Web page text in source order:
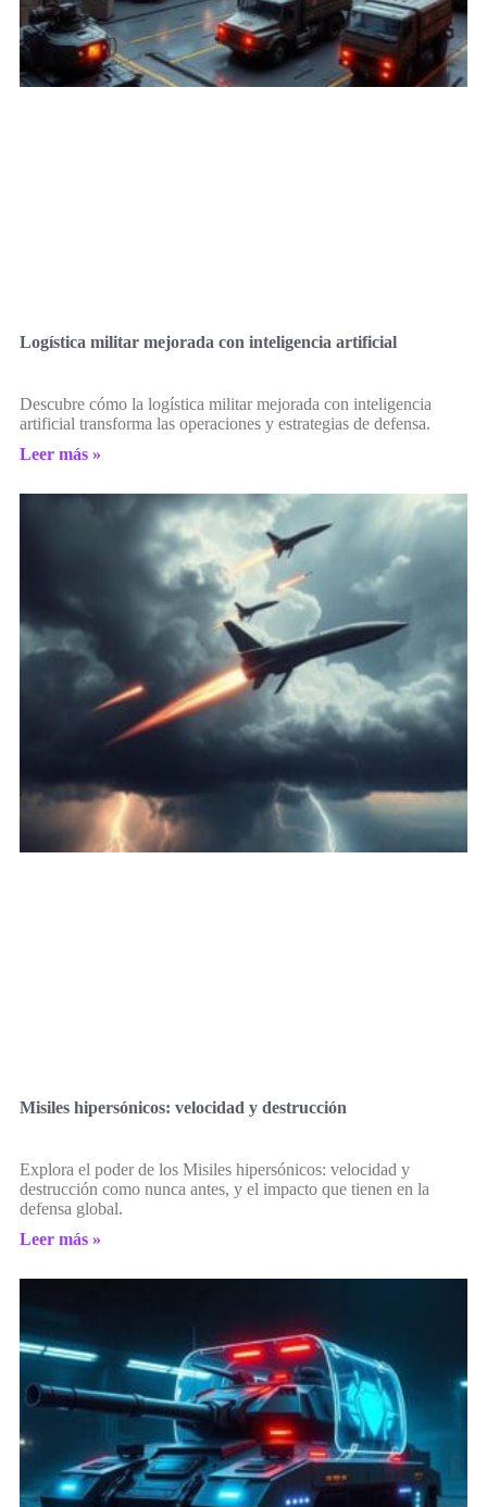
Logística militar mejorada con inteligencia artificial
Descubre cómo la logística militar mejorada con inteligencia
artificial transforma las operaciones y estrategias de defensa.
Leer más »
Misiles hipersónicos: velocidad y destrucción
Explora el poder de los Misiles hipersónicos: velocidad y
destrucción como nunca antes, y el impacto que tienen en la
defensa global.
Leer más »